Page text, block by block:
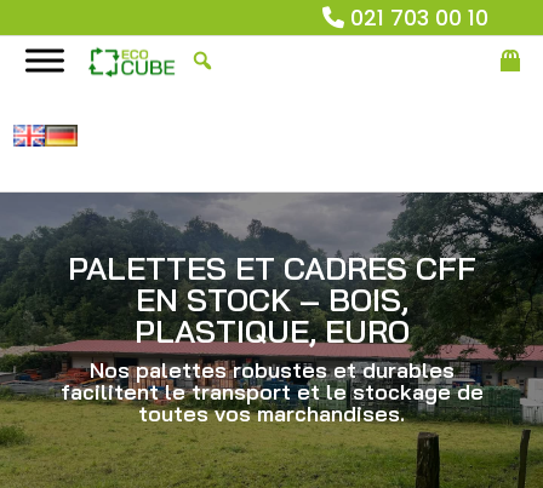
021 703 00 10
PALETTES ET CADRES CFF
EN STOCK – BOIS,
PLASTIQUE, EURO
Nos palettes robustes et durables
facilitent le transport et le stockage de
toutes vos marchandises.